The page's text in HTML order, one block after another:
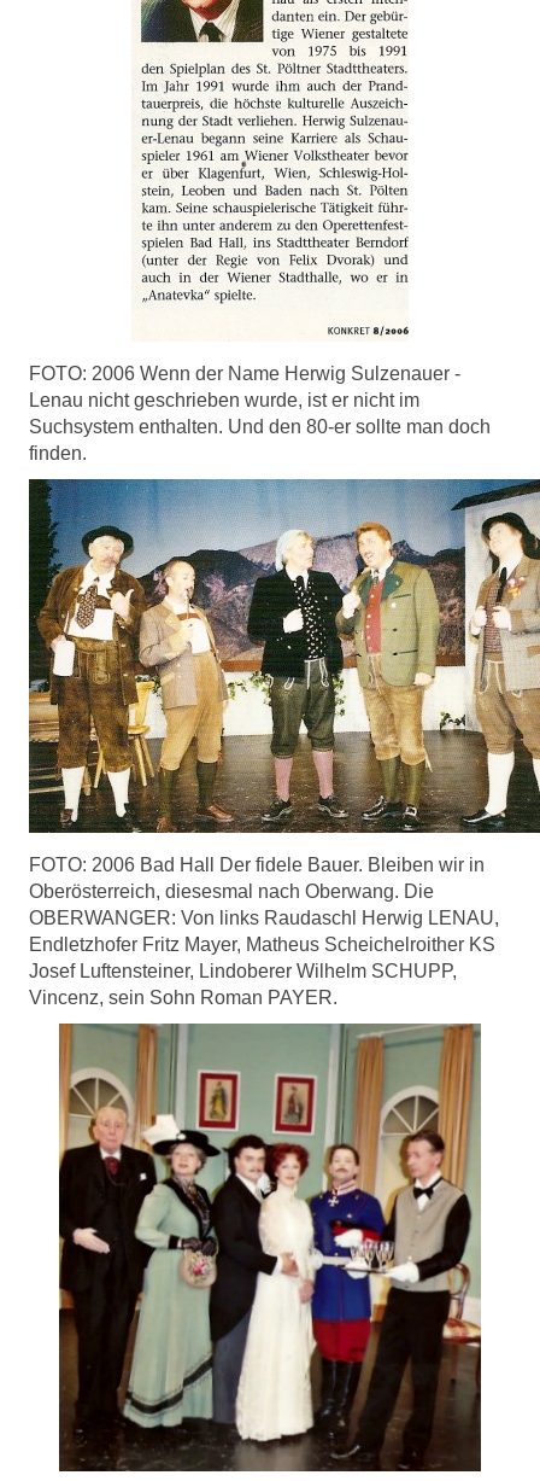
FOTO: 2006 Wenn der Name Herwig Sulzenauer -
Lenau nicht geschrieben wurde, ist er nicht im
Suchsystem enthalten. Und den 80-er sollte man doch
finden.
FOTO: 2006 Bad Hall Der fidele Bauer. Bleiben wir in
Oberösterreich, diesesmal nach Oberwang. Die
OBERWANGER: Von links Raudaschl Herwig LENAU,
Endletzhofer Fritz Mayer, Matheus Scheichelroither KS
Josef Luftensteiner, Lindoberer Wilhelm SCHUPP,
Vincenz, sein Sohn Roman PAYER.